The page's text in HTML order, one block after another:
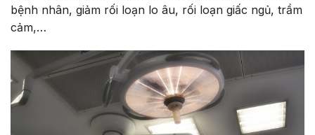
bệnh nhân, giảm rối loạn lo âu, rối loạn giấc ngủ, trầm
cảm,…